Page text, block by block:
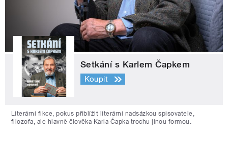
Setkání s Karlem Čapkem
Koupit
Literární fikce, pokus přiblížit literární nadsázkou spisovatele,
filozofa, ale hlavně člověka Karla Čapka trochu jinou formou.